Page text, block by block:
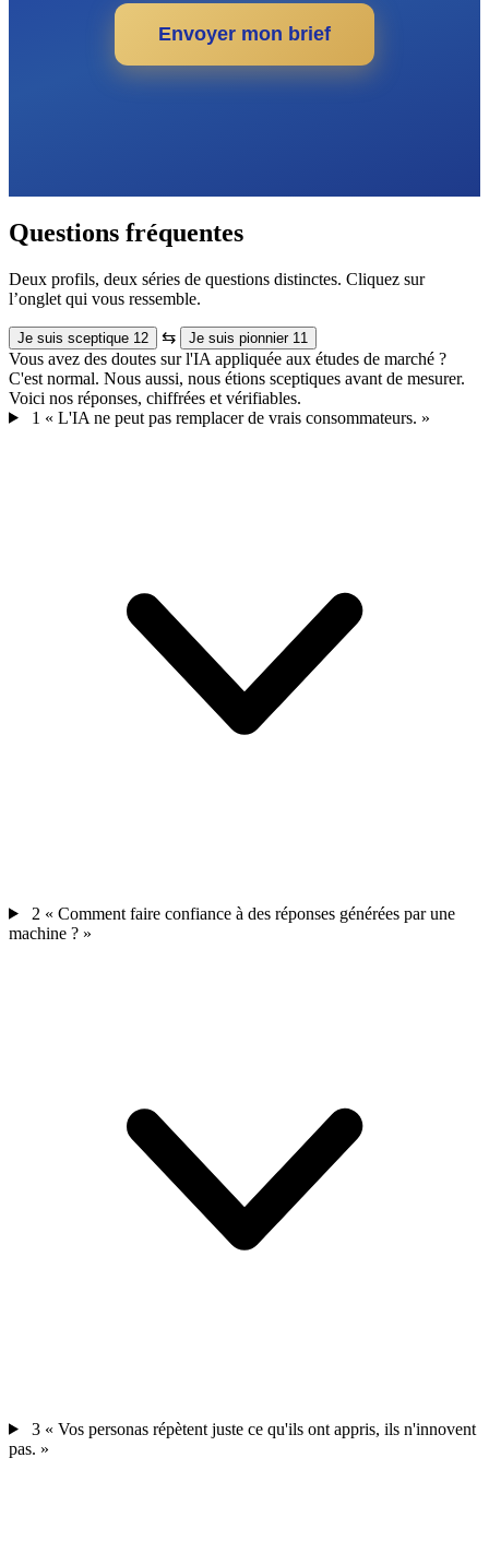
Envoyer mon brief
Questions fréquentes
Deux profils, deux séries de questions distinctes. Cliquez sur
l’onglet qui vous ressemble.
Je suis sceptique 12 ⇆ Je suis pionnier 11
Vous avez des doutes sur l'IA appliquée aux études de marché ?
C'est normal. Nous aussi, nous étions sceptiques avant de mesurer.
Voici nos réponses, chiffrées et vérifiables.
1 « L'IA ne peut pas remplacer de vrais consommateurs. »
2 « Comment faire confiance à des réponses générées par une
machine ? »
3 « Vos personas répètent juste ce qu'ils ont appris, ils n'innovent
pas. »